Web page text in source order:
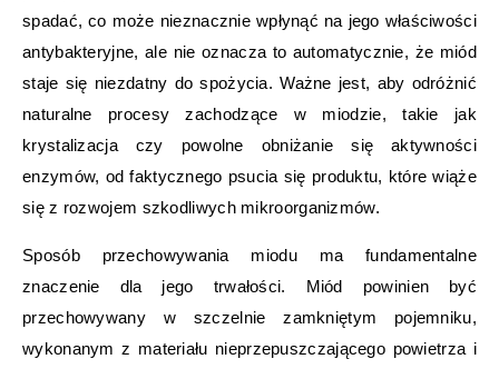
spadać, co może nieznacznie wpłynąć na jego właściwości
antybakteryjne, ale nie oznacza to automatycznie, że miód
staje się niezdatny do spożycia. Ważne jest, aby odróżnić
naturalne procesy zachodzące w miodzie, takie jak
krystalizacja czy powolne obniżanie się aktywności
enzymów, od faktycznego psucia się produktu, które wiąże
się z rozwojem szkodliwych mikroorganizmów.
Sposób przechowywania miodu ma fundamentalne
znaczenie dla jego trwałości. Miód powinien być
przechowywany w szczelnie zamkniętym pojemniku,
wykonanym z materiału nieprzepuszczającego powietrza i